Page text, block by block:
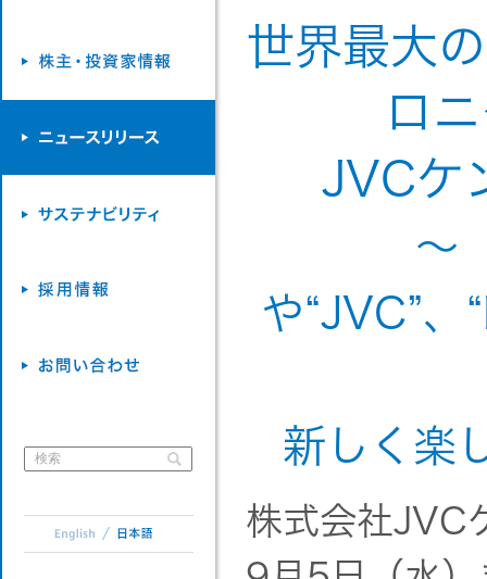
世界最大
ロ
JVCケ
～
や“JVC”
新しく楽
株式会社JVC